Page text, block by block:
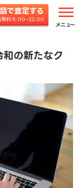
で査定する
無料 8:00~22:00
メニュー
ニュース 車内テ
の新たなク